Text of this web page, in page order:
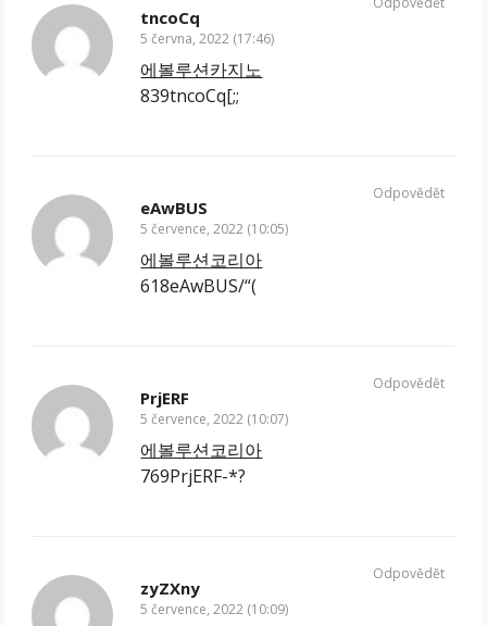
tncoCq
5 června, 2022 (17:46)
에볼루션카지노
839tncoCq[;;
eAwBUS
5 července, 2022 (10:05)
에볼루션코리아
618eAwBUS/“(
Odpovědět
PrjERF
5 července, 2022 (10:07)
에볼루션코리아
769PrjERF-*?
Odpovědět
zyZXny
5 července, 2022 (10:09)
Odpovědět